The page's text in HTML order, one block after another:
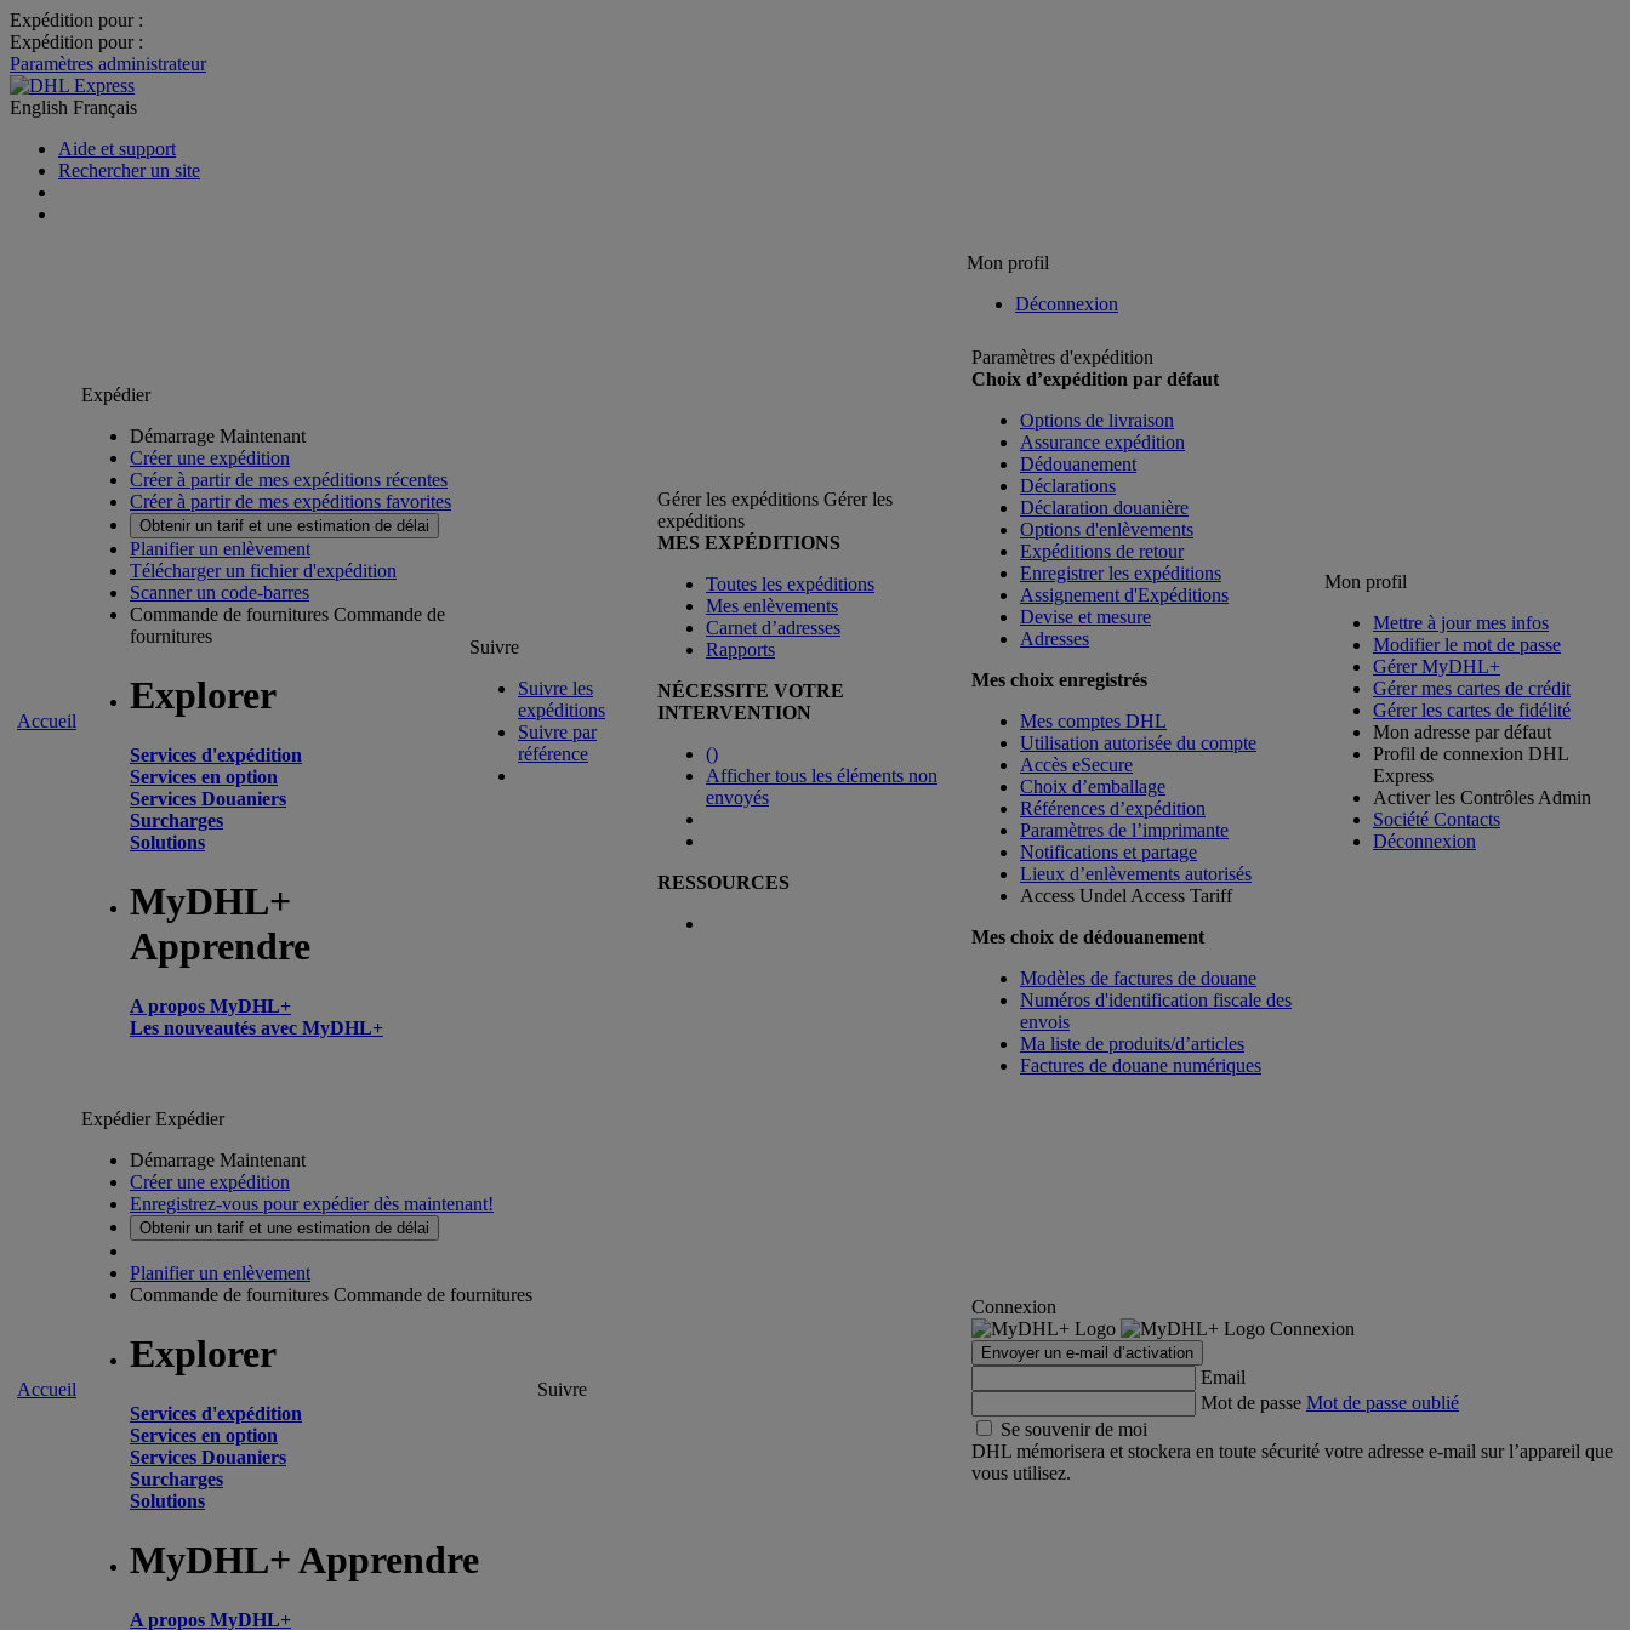
Expédition pour :
Expédition pour :
Paramètres administrateur
English Français
Aide et support
Rechercher un site
Mon profil
Déconnexion
Accueil
Expédier
Démarrage Maintenant
Créer une expédition
Créer à partir de mes expéditions récentes
Créer à partir de mes expéditions favorites
Obtenir un tarif et une estimation de délai
Planifier un enlèvement
Télécharger un fichier d'expédition
Scanner un code-barres
Commande de fournitures Commande de
fournitures
Explorer
Services d'expédition
Services en option
Services Douaniers
Surcharges
Solutions
MyDHL+
Apprendre
A propos MyDHL+
Les nouveautés avec MyDHL+
Suivre
Suivre les
expéditions
Suivre par
référence
Gérer les expéditions Gérer les
expéditions
MES EXPÉDITIONS
Toutes les expéditions
Mes enlèvements
Carnet d’adresses
Rapports
NÉCESSITE VOTRE
INTERVENTION
()
Afficher tous les éléments non
envoyés
RESSOURCES
Paramètres d'expédition
Choix d’expédition par défaut
Options de livraison
Assurance expédition
Dédouanement
Déclarations
Déclaration douanière
Options d'enlèvements
Expéditions de retour
Enregistrer les expéditions
Assignement d'Expéditions
Devise et mesure
Adresses
Mes choix enregistrés
Mes comptes DHL
Utilisation autorisée du compte
Accès eSecure
Choix d’emballage
Références d’expédition
Paramètres de l’imprimante
Notifications et partage
Lieux d’enlèvements autorisés
Access Undel Access Tariff
Mes choix de dédouanement
Modèles de factures de douane
Numéros d'identification fiscale des
envois
Ma liste de produits/d’articles
Factures de douane numériques
Mon profil
Mettre à jour mes infos
Modifier le mot de passe
Gérer MyDHL+
Gérer mes cartes de crédit
Gérer les cartes de fidélité
Mon adresse par défaut
Profil de connexion DHL
Express
Activer les Contrôles Admin
Société Contacts
Déconnexion
Accueil
ExpédierExpédier
Démarrage Maintenant
Créer une expédition
Enregistrez-vous pour expédier dès maintenant!
Obtenir un tarif et une estimation de délai
Planifier un enlèvement
Commande de fournitures Commande de fournitures
Explorer
Services d'expédition
Services en option
Services Douaniers
Surcharges
Solutions
MyDHL+ Apprendre
A propos MyDHL+
Suivre
Connexion
Connexion
Envoyer un e-mail d’activation
Email
Mot de passe Mot de passe oublié
Se souvenir de moi
DHL mémorisera et stockera en toute sécurité votre adresse e-mail sur l’appareil que
vous utilisez.